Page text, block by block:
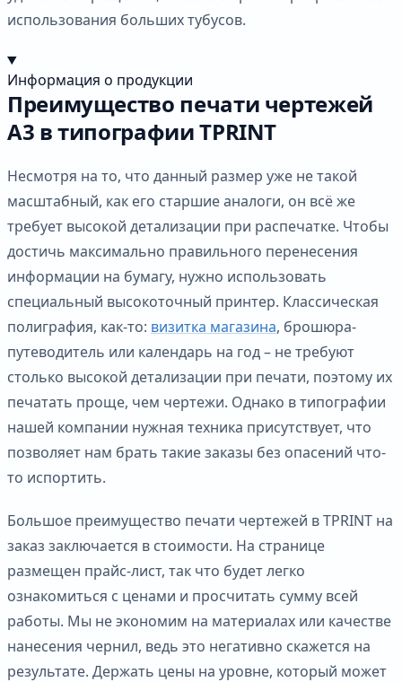
использования больших тубусов.
Информация о продукции
Преимущество печати чертежей
А3 в типографии TPRINT
Несмотря на то, что данный размер уже не такой
масштабный, как его старшие аналоги, он всё же
требует высокой детализации при распечатке. Чтобы
достичь максимально правильного перенесения
информации на бумагу, нужно использовать
специальный высокоточный принтер. Классическая
полиграфия, как-то: визитка магазина, брошюра-
путеводитель или календарь на год – не требуют
столько высокой детализации при печати, поэтому их
печатать проще, чем чертежи. Однако в типографии
нашей компании нужная техника присутствует, что
позволяет нам брать такие заказы без опасений что-
то испортить.
Большое преимущество печати чертежей в TPRINT на
заказ заключается в стоимости. На странице
размещен прайс-лист, так что будет легко
ознакомиться с ценами и просчитать сумму всей
работы. Мы не экономим на материалах или качестве
нанесения чернил, ведь это негативно скажется на
результате. Держать цены на уровне, который может